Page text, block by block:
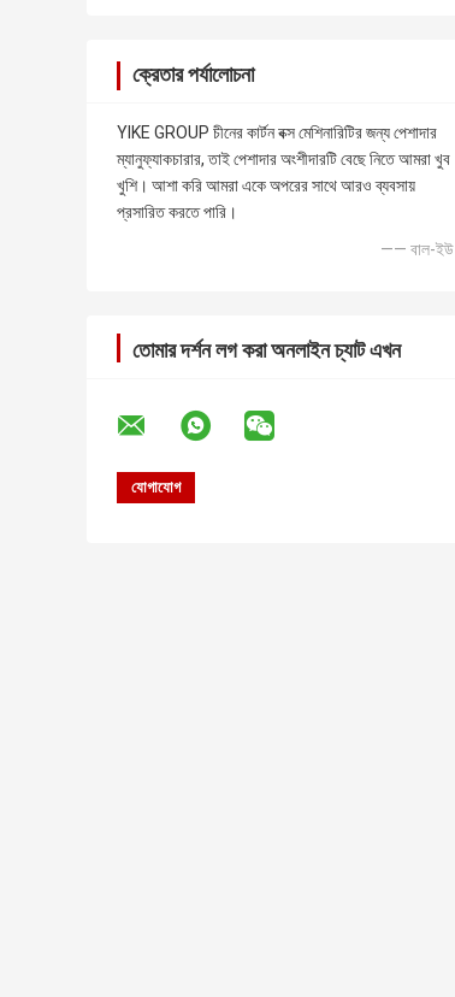
ক্রেতার পর্যালোচনা
YIKE GROUP চীনের কার্টন বক্স মেশিনারিটির জন্য পেশাদার
ম্যানুফ্যাকচারার, তাই পেশাদার অংশীদারটি বেছে নিতে আমরা খুব
খুশি। আশা করি আমরা একে অপরের সাথে আরও ব্যবসায়
প্রসারিত করতে পারি।
—— বাল-ইউ
তোমার দর্শন লগ করা অনলাইন চ্যাট এখন